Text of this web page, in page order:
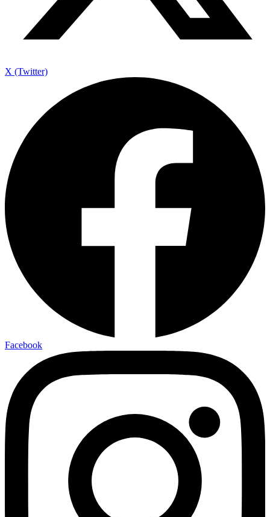
X (Twitter)
Facebook